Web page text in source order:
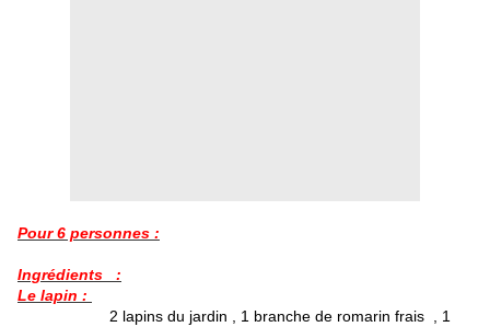
Pour 6 personnes :
Ingrédients :
Le lapin :
2 lapins du jardin , 1 branche de romarin frais , 1